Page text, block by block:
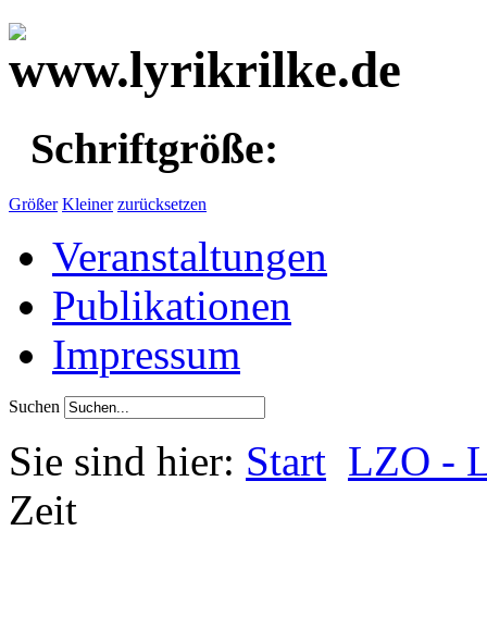
Schriftgröße:
Größer Kleiner zurücksetzen
Veranstaltungen
Publikationen
Impressum
Suchen
Sie sind hier: Start LZO -
Zeit